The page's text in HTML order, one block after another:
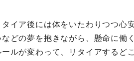
タイア後には体をいたわりつつ心
などの夢を抱きながら、懸命に働
ルが変わって、 リタイアするど